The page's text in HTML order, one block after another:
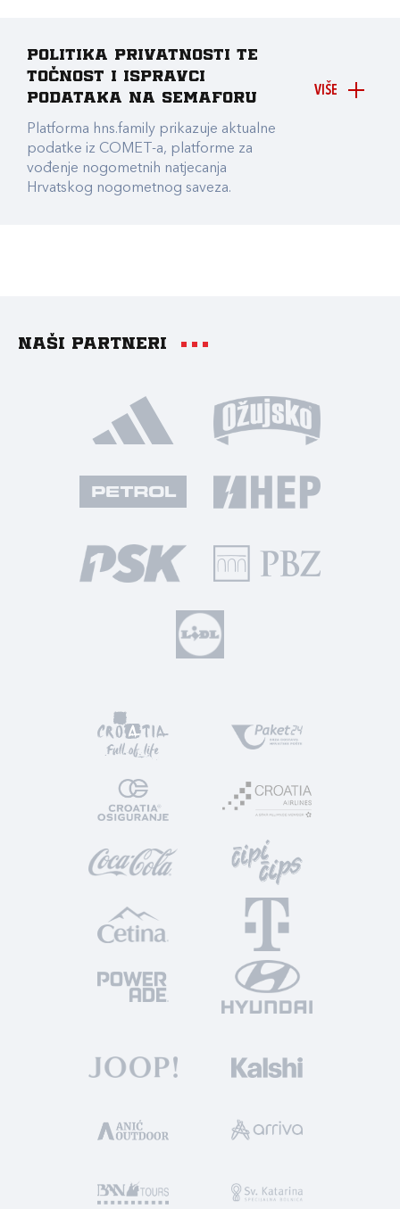
VIŠE
Politika privatnosti te
točnost i ispravci
podataka na Semaforu
Platforma hns.family prikazuje aktualne
podatke iz COMET-a, platforme za
vođenje nogometnih natjecanja
Hrvatskog nogometnog saveza.
Naši partneri